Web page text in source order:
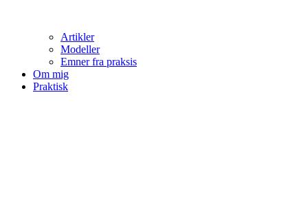
Artikler
Modeller
Emner fra praksis
Om mig
Praktisk